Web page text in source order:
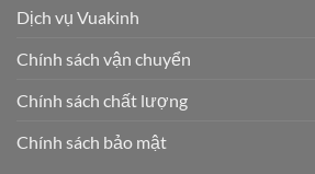
Dịch vụ Vuakinh
Chính sách vận chuyển
Chính sách chất lượng
Chính sách bảo mật